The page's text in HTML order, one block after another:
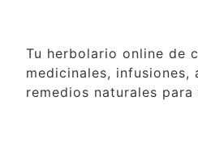
Tu herbolario online de
medicinales, infusiones,
remedios naturales para